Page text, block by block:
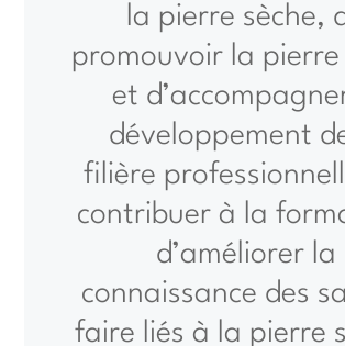
la pierre sèche,
promouvoir la pierre
et
développement
filière
contribuer à la
d’améliorer la
connaissance des
faire liés à la pierre